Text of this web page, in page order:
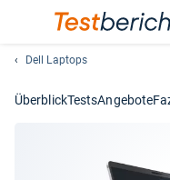
Dell Laptops
ÜberblickTestsAngebote